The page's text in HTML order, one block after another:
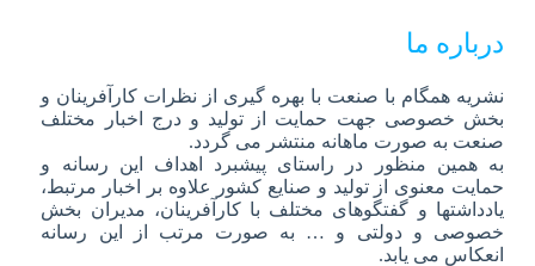
درباره ما
نشریه همگام با صنعت با بهره گیری از نظرات کارآفرینان و
بخش خصوصی جهت حمایت از تولید و درج اخبار مختلف
صنعت به صورت ماهانه منتشر می گردد.
به همین منظور در راستای پیشبرد اهداف این رسانه و
حمایت معنوی از تولید و صنایع کشور علاوه بر اخبار مرتبط،
یادداشتها و گفتگوهای مختلف با کارآفرینان، مدیران بخش
خصوصی و دولتی و … به صورت مرتب از این رسانه
انعکاس می یابد.